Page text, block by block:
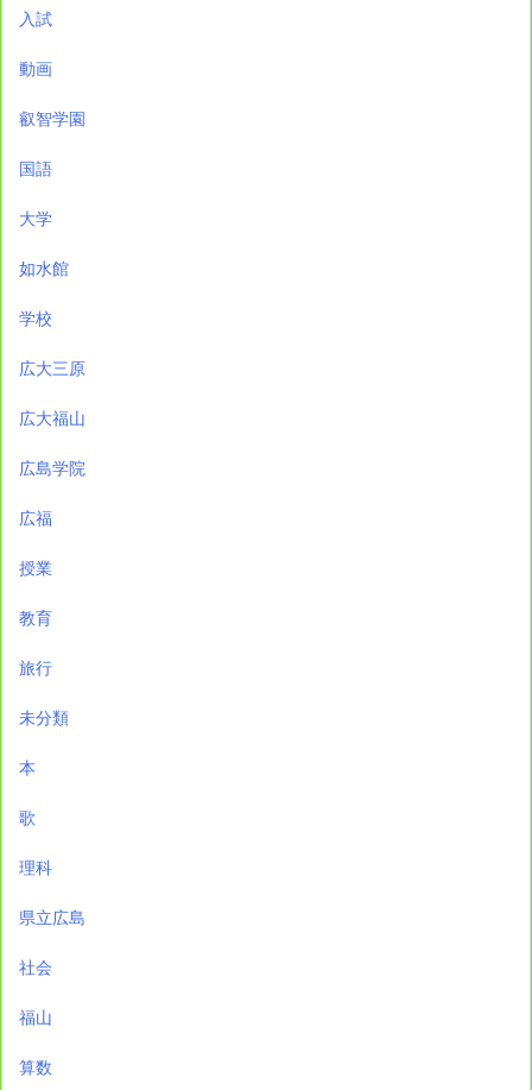
入試
動画
叡智学園
国語
大学
如水館
学校
広大三原
広大福山
広島学院
広福
授業
教育
旅行
未分類
本
歌
理科
県立広島
社会
福山
算数